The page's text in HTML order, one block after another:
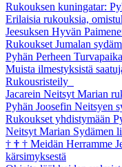
Rukouksen kuningatar:
Erilaisia rukouksia,
Jeesuksen Hyvän
Rukoukset Jumalan
Pyhän Perheen
Muista ilmestyksistä
Rukousristeily
Jacarein Neitsyt Marian
Pyhän Joosefin Neitsyen
Rukoukset yhdistymään
Neitsyt Marian Sydämen
† † † Meidän Herramme
kärsimyksestä